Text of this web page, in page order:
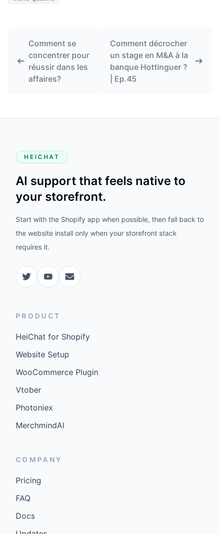
Comment se
concentrer pour
réussir dans les
affaires?
Comment décrocher
un stage en M&A à la
banque Hottinguer ?
| Ep.45
HEICHAT
AI support that feels native to
your storefront.
Start with the Shopify app when possible, then fall back to
the website install only when your storefront stack
requires it.
PRODUCT
HeiChat for Shopify
Website Setup
WooCommerce Plugin
Vtober
Photoniex
MerchmindAI
COMPANY
Pricing
FAQ
Docs